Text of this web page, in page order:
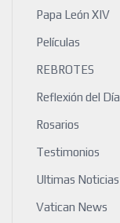
Papa León XIV
Películas
REBROTES
Reflexión del Día
Rosarios
Testimonios
Ultimas Noticias
Vatican News